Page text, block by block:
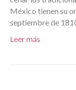
México tienen su
septiembre de
Leer más